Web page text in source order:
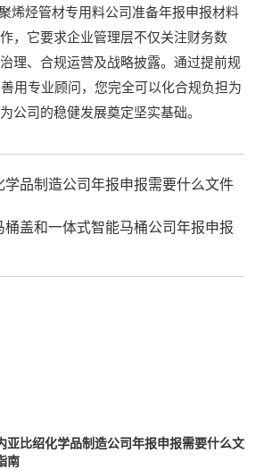
烃管材专用料公司准备年报申报材料
，它要求企业管理层不仅关注财务数
理、合规运营及战略披露。通过提前规
用专业顾问，您完全可以化合规负担为
公司的稳健发展奠定坚实基础。
学品制造公司年报申报需要什么文件
桶盖和一体式智能马桶公司年报申报
亚比绍化学品制造公司年报申报需要什么文
南